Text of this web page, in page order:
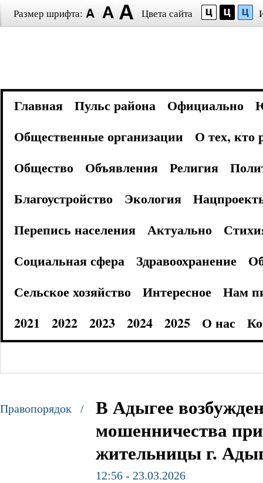
Размер шрифта: Цвета сайта
Главная Пульс района Официально
Общественные организации
О тех, кто
Общество
Объявления Религия
Благоустройство
Экология
Перепись населения
Актуально
Социальная сфера
Здравоохранение
Сельское хозяйство
Интересное
Нам
2021
2022 2023 2024 2025 О нас
Правопорядок /
В Адыгее
мошенничества
жительницы г.
12:56 - 23.03.2026